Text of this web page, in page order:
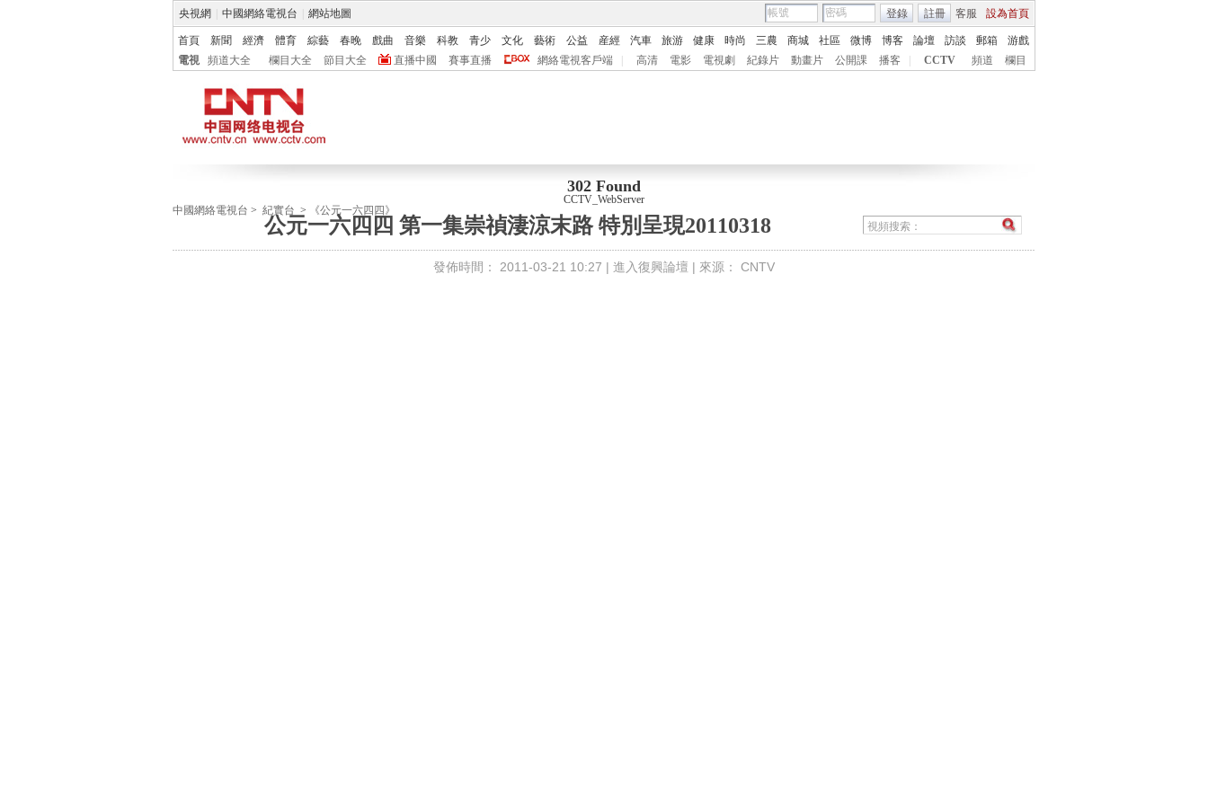
央視網 中國網絡電視台 網站地圖 客服 設為首頁
登錄 註冊
首頁 新聞 經濟 體育 綜藝 春晚 戲曲 音樂 科教 青少 文化 藝術 公益 産經 汽車 旅游 健康 時尚 三農 商城 社區 微博 博客 論壇 訪談 郵箱
游戲
電視
頻道大全 欄目大全 節目大全 直播中國 賽事直播 網絡電視客戶端 高清 電影 電視劇 紀錄片 動畫片 公開課 播客 CCTV 頻道 欄目
302 Found
CCTV_WebServer
中國網絡電視台 > 紀實台 > 《公元一六四四》
公元一六四四 第一集崇禎淒涼末路 特別呈現20110318
發佈時間： 2011-03-21 10:27 | 進入復興論壇 | 來源： CNTV